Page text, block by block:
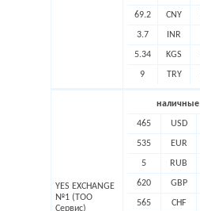
69.2 CNY
3.7 INR
5.34 KGS
9 TRY
YES EXCHANGE
№1 (ТОО
Сервис)
наличные
465 USD
535 EUR
5 RUB
620 GBP
565 CHF